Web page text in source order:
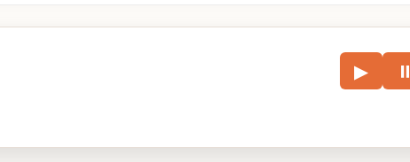
▶ ⏸